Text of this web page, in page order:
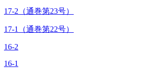
17-2（通巻第23号）
17-1（通巻第22号）
16-2
16-1